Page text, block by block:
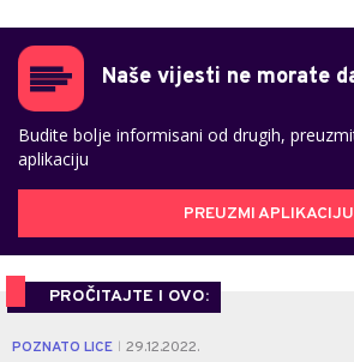
Naše vijesti ne morate
Budite bolje informisani od drugih,
aplikaciju
PREUZMI APLIKACIJU
PROČITAJTE I OVO:
POZNATO LICE 29.12.2022.